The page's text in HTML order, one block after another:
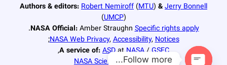
Authors & editors:Robert Nemiroff (MTU) &Jerry Bonnell
(UMCP)
NASA Official:Amber StraughnSpecific rights apply
.
NASA Web Privacy,Accessibility,Notices
;
A service of:ASDat NASA /GSFC
,
NASA Science Activation
Follow more...